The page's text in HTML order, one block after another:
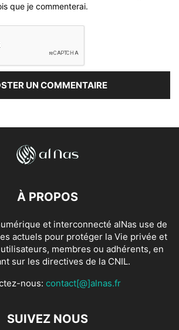
que je commenterai.
À PROPOS
et interconnecté alNas use de
actuels pour protéger la Vie privée et
membres ou adhérents, en
sur les directives de la CNIL.
nous: contact[@]alnas.fr
SUIVEZ NOUS